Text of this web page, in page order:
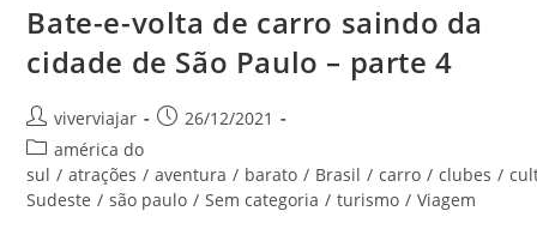
Bate-e-volta de carro saindo da
cidade de São Paulo – parte 4
Autor
do
post:
viverviajar
Post26/12/2021
Categoria
do
post:
américa do
sul / atrações / aventura / barato / Brasil / carro / clubes /
Sudeste / são paulo / Sem categoria / turismo / Viagem